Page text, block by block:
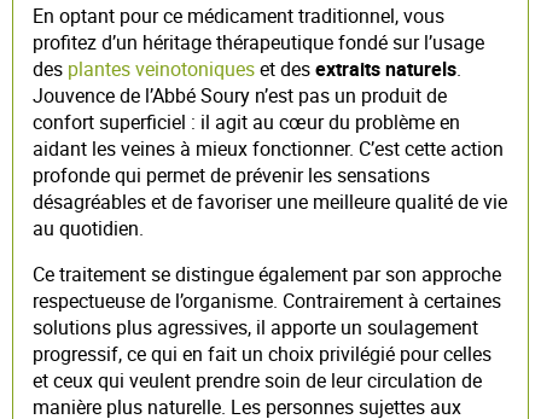
En optant pour ce médicament traditionnel, vous
profitez d’un héritage thérapeutique fondé sur l’usage
des plantes veinotoniqueset desextraits naturels.
Jouvence de l’Abbé Soury n’est pas un produit de
confort superficiel : il agit au cœur du problème en
aidant les veines à mieux fonctionner. C’est cette action
profonde qui permet de prévenir les sensations
désagréables et de favoriser une meilleure qualité de vie
au quotidien.
Ce traitement se distingue également par son approche
respectueuse de l’organisme. Contrairement à certaines
solutions plus agressives, il apporte un soulagement
progressif, ce qui en fait un choix privilégié pour celles
et ceux qui veulent prendre soin de leur circulation de
manière plus naturelle. Les personnes sujettes aux